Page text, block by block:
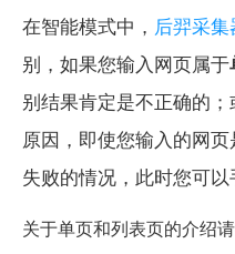
在智能模式中， 后羿采集
别，如果您输入网页属于
别结果肯定是不正确的
原因，即使您输入的网
失败的情况，此时您可以
关于单页和列表页的介绍